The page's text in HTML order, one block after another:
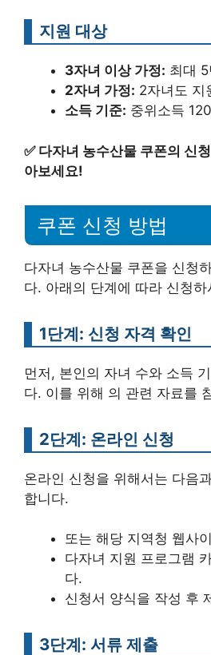
지원 대상
3자녀 이상 가정: 최대
2자녀 가정: 2자녀도 지
소득 기준: 중위소득
✅ 다자녀 농수산물 쿠폰의 신
아보세요!
쿠폰 신청 방법
다자녀 농수산물 쿠폰을 신청
다. 아래의 단계에 따라 신청하
1단계: 신청 자격 확인
먼저, 본인의 자녀 수와 소득
다. 이를 위해 의 관련 자료를
2단계: 온라인 신청
온라인 신청을 위해서는 다음
합니다.
또는 해당 지역청 웹사
다자녀 지원 프로그램
다.
신청서 양식을 작성 후
3단계: 서류 제출